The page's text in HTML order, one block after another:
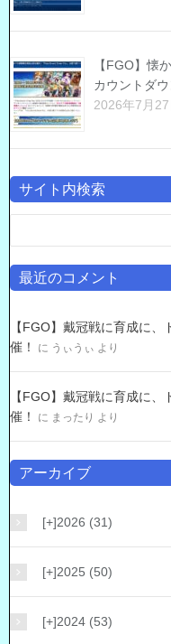
【FGO】懐
カウントダ
2026年7月27
サイト内検索
最近のコメント
【FGO】戴冠戦に育成に
催！
に うぃうぃ より
【FGO】戴冠戦に育成に
催！
に まったり より
アーカイブ
[+]2026 (31)
[+]2025 (50)
[+]2024 (53)